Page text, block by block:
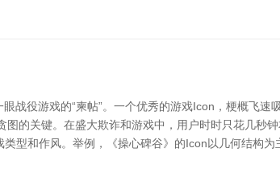
战役游戏的“柬帖”。一个优秀的游戏Icon，梗概飞
的关键。在盛大欺诈和游戏中，用户时时只花几秒
型和作风。举例，《操心碑谷》的Icon以几何结构